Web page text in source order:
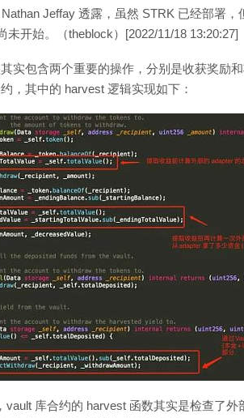
Nathan Jeffay 透露，虽然 STRK 已经部署
未开始。（theblock）[2022/11/18 13:20:27]
实包含两个重要的操作，分别是收获奖励
，其中的 harvest 逻辑实现如下：
vault 库合约的 harvest 函数其实是检查了